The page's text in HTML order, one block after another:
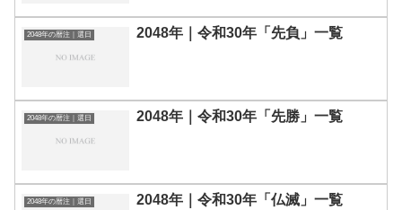
2048年の暦注｜選日 2048年｜令和30年「先負」一覧
2048年の暦注｜選日 2048年｜令和30年「先勝」一覧
2048年の暦注｜選日 2048年｜令和30年「仏滅」一覧